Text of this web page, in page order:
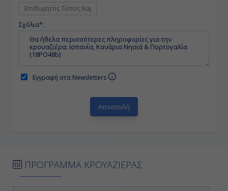
Σχόλια*:
Εγγραφή στα Newsletters
ΠΡΟΓΡΑΜΜΑ ΚΡΟΥΑΖΙΕΡΑΣ